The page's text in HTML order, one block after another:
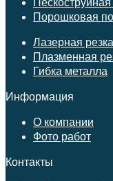
Порошковая
Лазерная резка
Плазменная
Гибка металла
Информация
О компании
Фото работ
Контакты